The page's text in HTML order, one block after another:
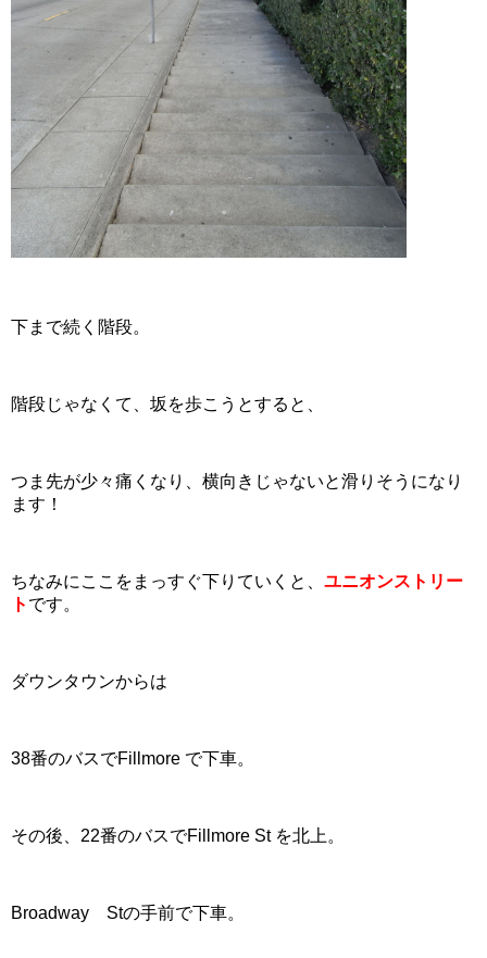
下まで続く階段。
階段じゃなくて、坂を歩こうとすると、
つま先が少々痛くなり、横向きじゃないと滑りそうになり
ます！
ちなみにここをまっすぐ下りていくと、 ユニオンストリー
ト です。
ダウンタウンからは
38番のバスでFillmore で下車。
その後、22番のバスでFillmore St を北上。
Broadway Stの手前で下車。